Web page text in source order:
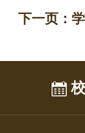
下一页：